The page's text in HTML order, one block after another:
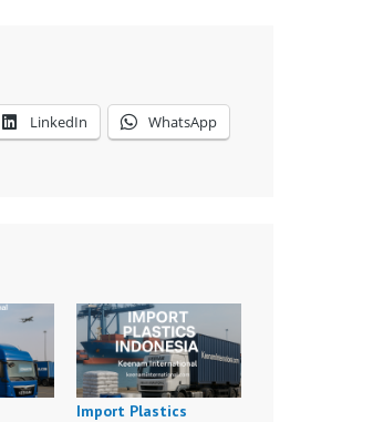
LinkedIn WhatsApp
Import Plastics